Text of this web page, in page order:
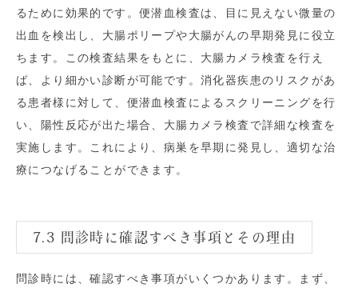
るために効果的です。便潜血検査は、目に見えない微量の
出血を検出し、大腸ポリープや大腸がんの早期発見に役立
ちます。この検査結果をもとに、大腸カメラ検査を行え
ば、より細かい診断が可能です。消化器疾患のリスクがあ
る患者様に対して、便潜血検査によるスクリーニングを行
い、陽性反応が出た場合、大腸カメラ検査で詳細な検査を
実施します。これにより、病巣を早期に発見し、適切な治
療につなげることができます。
7.3 問診時に確認すべき事項とその理由
問診時には、確認すべき事項がいくつかあります。まず、